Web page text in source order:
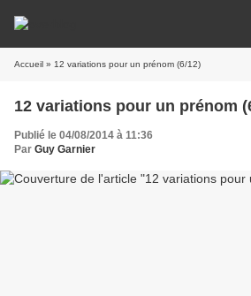
Accueil » 12 variations pour un prénom (6/12)
12 variations pour un prénom
Publié le 04/08/2014 à 11:36
Par Guy Garnier